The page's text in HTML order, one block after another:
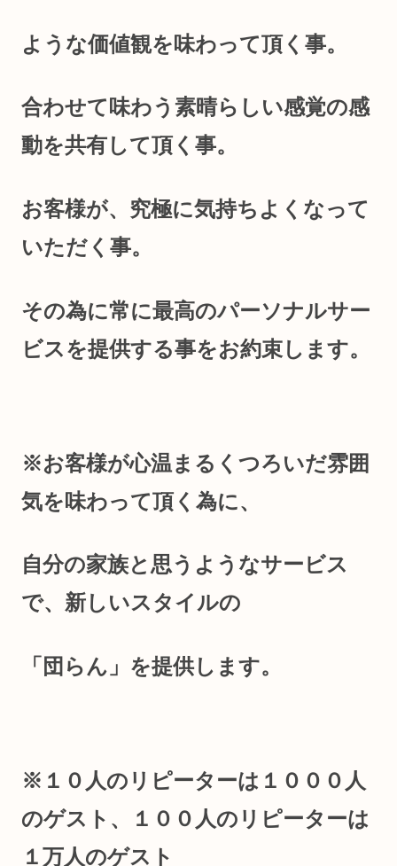
ような価値観を味わって頂く事。
合わせて味わう素晴らしい感覚の感
動を共有して頂く事。
お客様が、究極に気持ちよくなって
いただく事。
その為に常に最高のパーソナルサー
ビスを提供する事をお約束します。
※お客様が心温まるくつろいだ雰囲
気を味わって頂く為に、
自分の家族と思うようなサービス
で、新しいスタイルの
「団らん」を提供します。
※１０人のリピーターは１０００人
のゲスト、１００人のリピーターは
１万人のゲスト